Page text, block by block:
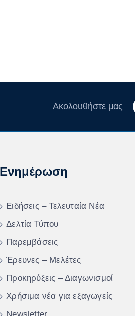
Ακολουθήστε μας
Ενημέρωση
Ειδήσεις – Τελευταία Νέα
Δελτία Τύπου
Παρεμβάσεις
Έρευνες – Μελέτες
Προκηρύξεις – Διαγωνισμοί
Χρήσιμα νέα για εξαγωγείς